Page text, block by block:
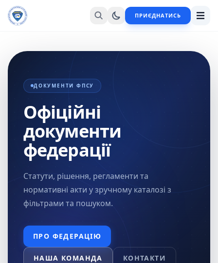
ПРИЄДНАТИСЬ
ДОКУМЕНТИ ФПСУ
Офіційні
документи
федерації
Статути, рішення, регламенти та
нормативні акти у зручному каталозі з
фільтрами та пошуком.
ПРО ФЕДЕРАЦІЮ
НАША КОМАНДА КОНТАКТИ